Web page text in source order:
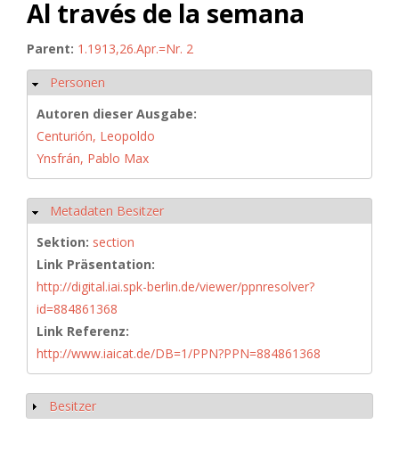
Al través de la semana
Parent: 1.1913,26.Apr.=Nr. 2
Hide
Personen
Autoren dieser Ausgabe:
Centurión, Leopoldo
Ynsfrán, Pablo Max
Hide
Metadaten Besitzer
Sektion: section
Link Präsentation:
http://digital.iai.spk-berlin.de/viewer/ppnresolver?
id=884861368
Link Referenz:
http://www.iaicat.de/DB=1/PPN?PPN=884861368
Show
Besitzer